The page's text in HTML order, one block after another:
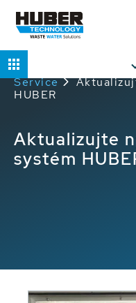
Domů
Service
HUBER
Aktualizujte
systém